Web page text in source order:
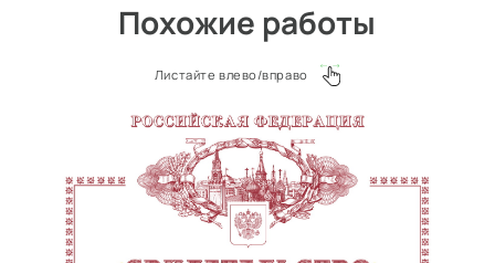
Похожие работы
Листайте влево/вправо